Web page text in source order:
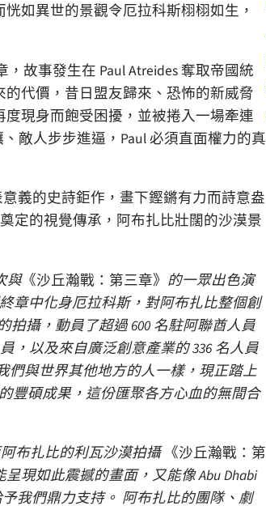
如異世的景觀令厄拉科斯栩栩如生，
故事發生在 Paul Atreides 奪取帝國統
代價，昔日盟友歸來、恐怖的新威脅
現身而飽受困擾，並被捲入一場牽連
敵人步步進逼，Paul 必須直面權力的真
義的史詩鉅作，畫下鏗鏘有力而詩意盎
奠定的視覺傳承，阿布扎比壯闊的沙漠景
與《沙丘瀚戰：第三章》 的一眾出色演
章中化身厄拉科斯，對阿布扎比整個創
攝，動員了超過 600 名駐阿聯酋人員
，以及來自廣泛創意產業的 336 名人員
們與世界其他地方的人一樣，現正踏上
豐碩成果，這份匯聚各方心血的無間合
布扎比的利瓦沙漠拍攝 《沙丘瀚戰：第
現如此震撼的畫面，又能像 Abu Dhabi
我們鼎力支持。 阿布扎比的團隊、劇